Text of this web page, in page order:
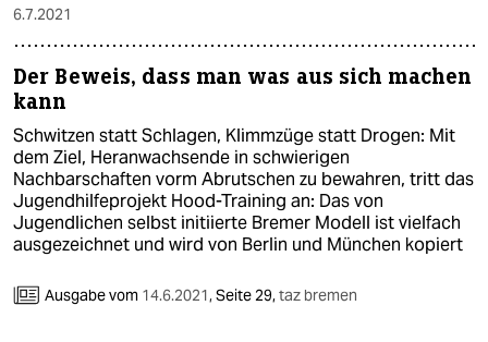
6.7.2021
Der Beweis, dass man was aus sich machen
kann
Schwitzen statt Schlagen, Klimmzüge statt Drogen: Mit
dem Ziel, Heranwachsende in schwierigen
Nachbarschaften vorm Abrutschen zu bewahren, tritt das
Jugendhilfeprojekt Hood-Training an: Das von
Jugendlichen selbst initiierte Bremer Modell ist vielfach
ausgezeichnet und wird von Berlin und München kopiert
Ausgabe vom 14.6.2021,Seite 29,taz bremen